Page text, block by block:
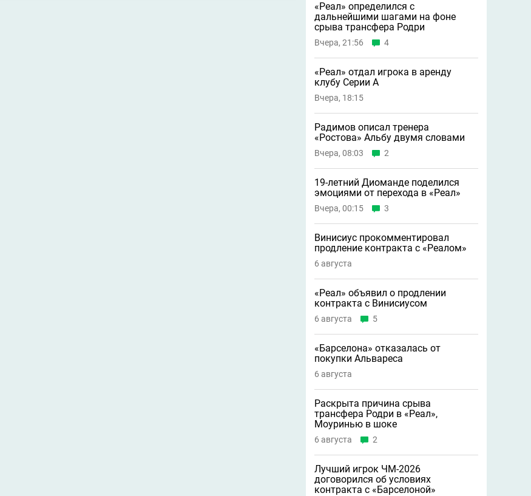
«Реал» определился с
дальнейшими шагами на фоне
срыва трансфера Родри
Вчера, 21:56 4
«Реал» отдал игрока в аренду
клубу Серии А
Вчера, 18:15
Радимов описал тренера
«Ростова» Альбу двумя словами
Вчера, 08:03 2
19-летний Диоманде поделился
эмоциями от перехода в «Реал»
Вчера, 00:15 3
Винисиус прокомментировал
продление контракта с «Реалом»
6 августа
«Реал» объявил о продлении
контракта с Винисиусом
6 августа 5
«Барселона» отказалась от
покупки Альвареса
6 августа
Раскрыта причина срыва
трансфера Родри в «Реал»,
Моуринью в шоке
6 августа 2
Лучший игрок ЧМ-2026
договорился об условиях
контракта с «Барселоной»